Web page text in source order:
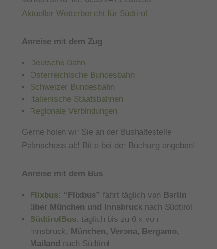
Aktueller Wetterbericht für Südtirol
Anreise mit dem Zug
Deutsche Bahn
Österreichische Bundesbahn
Schweizer Bundesbahn
Italienische Staatsbahnen
Regionale Verbindungen
Gerne holen wir Sie an der Bushaltestelle
Palmschoss ab! Bitte bei der Buchung angeben!
Anreise mit dem Bus
Flixbus: “Flixbus” fährt täglich von Berlin
über München und Innsbrucknach Südtirol
SüdtirolBus: täglich bis zu 6 x von
Innsbruck, München, Verona, Bergamo,
Mailand nach Südtirol